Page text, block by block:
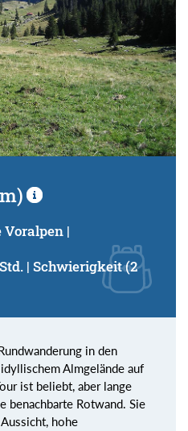
Voralpen |
| Schwierigkeit (2
in den
Almgelände auf
ist beliebt, aber lange
benachbarte Rotwand. Sie
hohe